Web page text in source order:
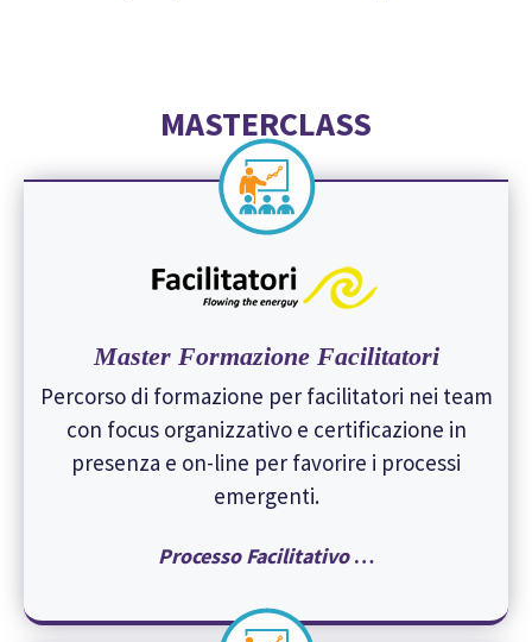
MASTERCLASS
Master Formazione Facilitatori
Percorso di formazione per facilitatori nei team
con focus organizzativo e certificazione in
presenza e on-line per favorire i processi
emergenti.
Processo Facilitativo…